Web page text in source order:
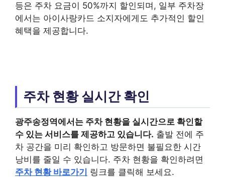
등은 주차 요금이 50%까지 할인되며, 일부 주차장
에서는 아이사랑카드 소지자에게도 추가적인 할인
혜택을 제공합니다.
주차 현황 실시간 확인
광주송정역에서는 주차 현황을 실시간으로 확인할
수 있는 서비스를 제공하고 있습니다. 출발 전에 주
차 공간을 미리 확인하고 방문하면 불필요한 시간
낭비를 줄일 수 있습니다. 주차 현황을 확인하려면
주차 현황 바로가기
링크를 클릭해 보세요.